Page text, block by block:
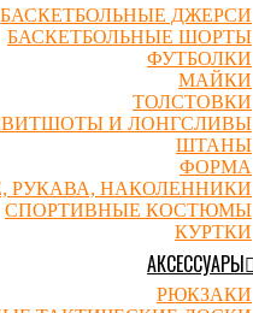
БАСКЕТБОЛЬНЫЕ ДЖЕРСИ
БАСКЕТБОЛЬНЫЕ ШОРТЫ
ФУТБОЛКИ
МАЙКИ
ТОЛСТОВКИ
И ЛОНГСЛИВЫ
ШТАНЫ
ФОРМА
РУКАВА, НАКОЛЕННИКИ
СПОРТИВНЫЕ КОСТЮМЫ
КУРТКИ
АКСЕССУАРЫ
РЮКЗАКИ